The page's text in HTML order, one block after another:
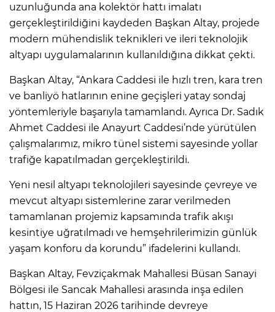
uzunluğunda ana kolektör hattı imalatı
gerçekleştirildiğini kaydeden Başkan Altay, projede
modern mühendislik teknikleri ve ileri teknolojik
altyapı uygulamalarının kullanıldığına dikkat çekti.
Başkan Altay, “Ankara Caddesi ile hızlı tren, kara tren
ve banliyö hatlarının enine geçişleri yatay sondaj
yöntemleriyle başarıyla tamamlandı. Ayrıca Dr. Sadık
Ahmet Caddesi ile Anayurt Caddesi’nde yürütülen
çalışmalarımız, mikro tünel sistemi sayesinde yollar
trafiğe kapatılmadan gerçekleştirildi.
Yeni nesil altyapı teknolojileri sayesinde çevreye ve
mevcut altyapı sistemlerine zarar verilmeden
tamamlanan projemiz kapsamında trafik akışı
kesintiye uğratılmadı ve hemşehrilerimizin günlük
yaşam konforu da korundu” ifadelerini kullandı.
Başkan Altay, Fevziçakmak Mahallesi Büsan Sanayi
Bölgesi ile Sancak Mahallesi arasında inşa edilen
hattın, 15 Haziran 2026 tarihinde devreye